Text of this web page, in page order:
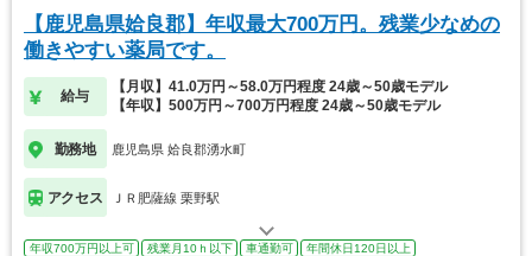
【鹿児島県姶良郡】年収最大700万円。残業少なめの
働きやすい薬局です。
給与
【月収】41.0万円～58.0万円程度 24歳～50歳モデル
【年収】500万円～700万円程度 24歳～50歳モデル
勤務地 鹿児島県 姶良郡湧水町
アクセス ＪＲ肥薩線 栗野駅
年収700万円以上可 残業月10ｈ以下 車通勤可 年間休日120日以上